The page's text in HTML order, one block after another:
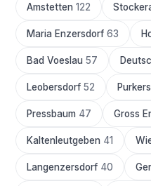
Amstetten 122
Maria Enzersdorf 63
Bad Voeslau 57
Leobersdorf 52
Pressbaum 47 Gross
Kaltenleutgeben 41
Langenzersdorf 40